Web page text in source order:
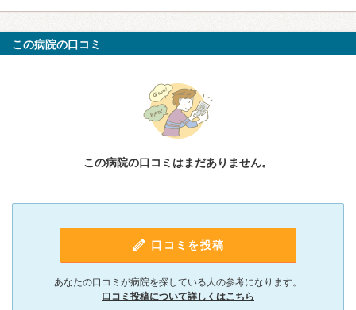
この病院の口コミ
この病院の口コミはまだありません。
口コミを投稿
あなたの口コミが病院を探している人の参考になります。
口コミ投稿について詳しくはこちら